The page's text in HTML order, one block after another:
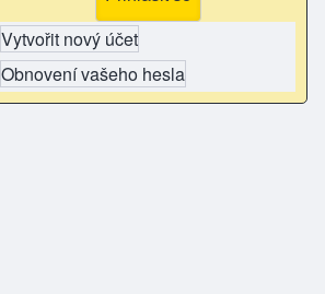
Vytvořit nový účet
Obnovení vašeho hesla